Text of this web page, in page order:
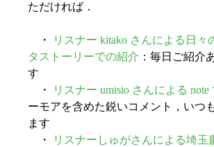
ただければ．
・
リスナー kitako さんによる日々
タストーリーでの紹介 ：毎日ご紹介
す
・
リスナー umisio さんによる
ーモアを含めた鋭いコメント，いつ
ます
・
リスナーしゅがさんによる埼玉